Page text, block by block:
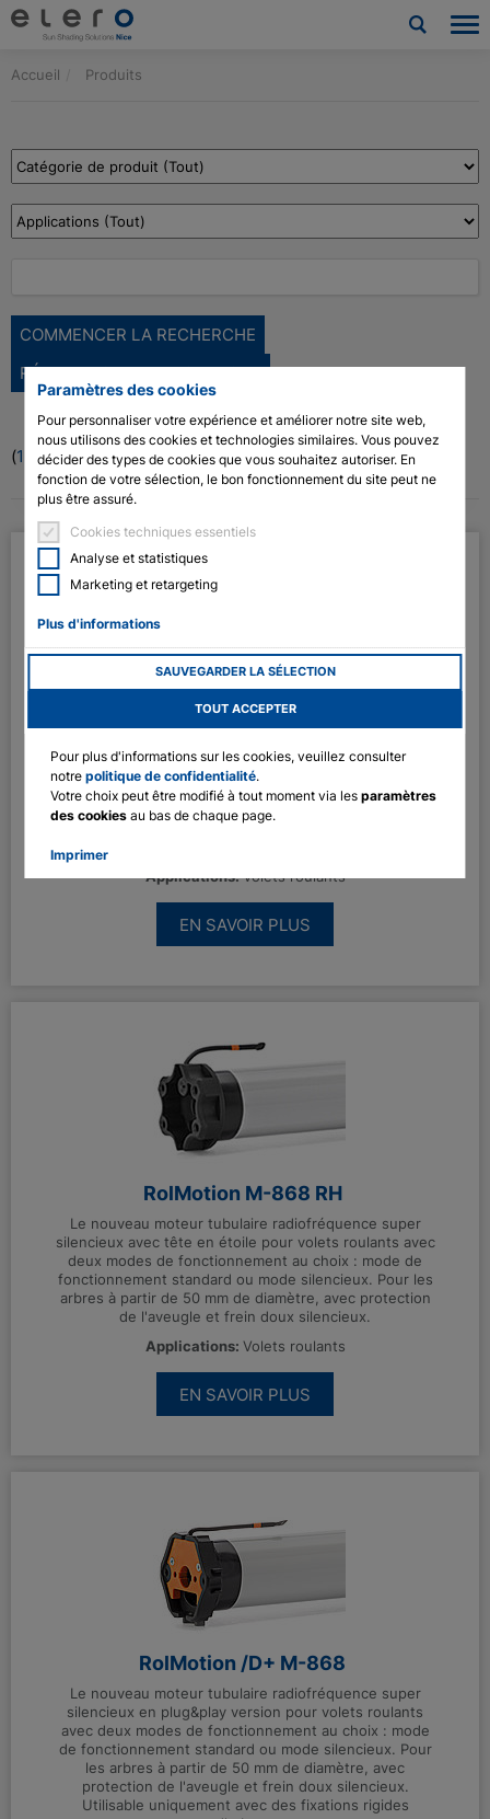
Paramètres des cookies
Pour personnaliser votre expérience et améliorer notre site web,
nous utilisons des cookies et technologies similaires. Vous pouvez
décider des types de cookies que vous souhaitez autoriser. En
fonction de votre sélection, le bon fonctionnement du site peut ne
plus être assuré.
Cookies techniques essentiels
Analyse et statistiques
Marketing et retargeting
Plus d'informations
SAUVEGARDER LA SÉLECTION
TOUT ACCEPTER
Pour plus d'informations sur les cookies, veuillez consulter
notrepolitique de confidentialité.
Votre choix peut être modifié à tout moment via lesparamètres
des cookies au bas de chaque page.
Imprimer
Produits
Nouvelles et Presse
Société
Technologie des moteurs à tige de vérin
English
Deutsch
Francais
Polski
Accueil Produits
RÉINITIALISER LA RECHERCHE
(132) Produits trouvés
RolMotion M-868 SH
Le nouveau moteur tubulaire radiofréquence super
silencieux avec tête en étoile pour volets roulants avec
deux modes de fonctionnement au choix : mode de
fonctionnement standard ou mode silencieux. Pour les
arbres à partir de 50 mm de diamètre, avec protection
Applications:Volets roulants
EN SAVOIR PLUS
RolMotion M-868 RH
Le nouveau moteur tubulaire radiofréquence super
silencieux avec tête en étoile pour volets roulants avec
deux modes de fonctionnement au choix : mode de
fonctionnement standard ou mode silencieux. Pour les
arbres à partir de 50 mm de diamètre, avec protection
de l'aveugle et frein doux silencieux.
Applications: Volets roulants
EN SAVOIR PLUS
RolMotion /D+ M-868
Le nouveau moteur tubulaire radiofréquence super
silencieux en plug&play version pour volets roulants
avec deux modes de fonctionnement au choix : mode
de fonctionnement standard ou mode silencieux. Pour
les arbres à partir de 50 mm de diamètre, avec
protection de l'aveugle et frein doux silencieux.
Utilisable uniquement avec des fixations rigides